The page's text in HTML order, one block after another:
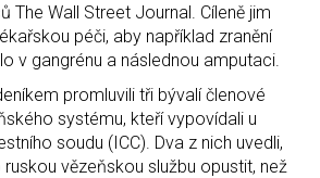
The Wall Street Journal. Cíleně jim
péči, aby například zranění
v gangrénu a následnou amputaci.
promluvili tři bývalí členové
systému, kteří vypovídali u
soudu (ICC). Dva z nich uvedli,
vězeňskou službu opustit, než